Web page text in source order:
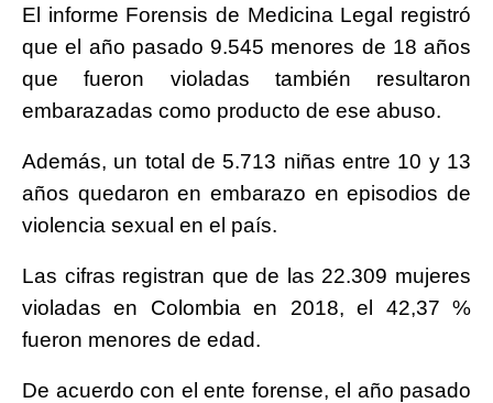
El informe Forensis de Medicina Legal registró
que el año pasado 9.545 menores de 18 años
que fueron violadas también resultaron
embarazadas como producto de ese abuso.
Además, un total de 5.713 niñas entre 10 y 13
años quedaron en embarazo en episodios de
violencia sexual en el país.
Las cifras registran que de las 22.309 mujeres
violadas en Colombia en 2018, el 42,37 %
fueron menores de edad.
De acuerdo con el ente forense, el año pasado